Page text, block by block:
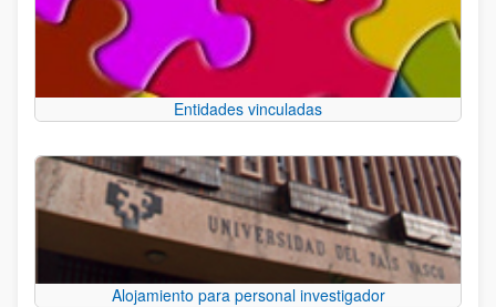
Entidades vinculadas
Alojamiento para personal investigador